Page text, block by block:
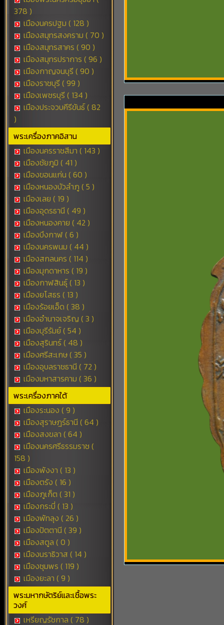
378 )
เมืองนครปฐม ( 128 )
เมืองสมุทรสงคราม ( 70 )
เมืองสมุทรสาคร ( 90 )
เมืองสมุทรปราการ ( 96 )
เมืองกาญจนบุรี ( 90 )
เมืองราชบุรี ( 99 )
เมืองเพชรบุรี ( 134 )
เมืองประจวบคีรีขันธ์ ( 82
)
พระเครื่องภาคอิสาน
เมืองนครราชสีมา ( 143 )
เมืองชัยภูมิ ( 41 )
เมืองขอนแก่น ( 60 )
เมืองหนองบัวลำภู ( 5 )
เมืองเลย ( 19 )
เมืองอุดรธานี ( 49 )
เมืองหนองคาย ( 42 )
เมืองบึงกาฬ ( 6 )
เมืองนครพนม ( 44 )
เมืองสกลนคร ( 114 )
เมืองมุกดาหาร ( 19 )
เมืองกาฬสินธุ์ ( 13 )
เมืองยโสธร ( 13 )
เมืองร้อยเอ็ด ( 38 )
เมืองอำนาจเจริญ ( 3 )
เมืองบุรีรัมย์ ( 54 )
เมืองสุรินทร์ ( 48 )
เมืองศรีสะเกษ ( 35 )
เมืองอุบลราชธานี ( 72 )
เมืองมหาสารคาม ( 36 )
พระเครื่องภาคใต้
เมืองระนอง ( 9 )
เมืองสุราษฎร์ธานี ( 64 )
เมืองสงขลา ( 64 )
เมืองนครศรีธรรมราช (
158 )
เมืองพังงา ( 13 )
เมืองตรัง ( 16 )
เมืองภูเก็ต ( 31 )
เมืองกระบี่ ( 13 )
เมืองพัทลุง ( 26 )
เมืองปัตตานี ( 39 )
เมืองสตูล ( 0 )
เมืองนราธิวาส ( 14 )
เมืองชุมพร ( 119 )
เมืองยะลา ( 9 )
พระมหากษัตริย์และเชื้อพระ
วงศ์
เหรียญรัชกาล ( 78 )